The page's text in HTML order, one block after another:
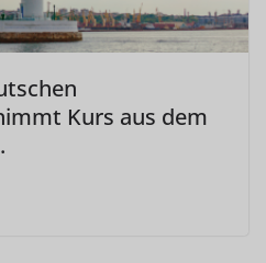
Kurs aus dem